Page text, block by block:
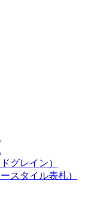
グレイン）
スタイル表札）